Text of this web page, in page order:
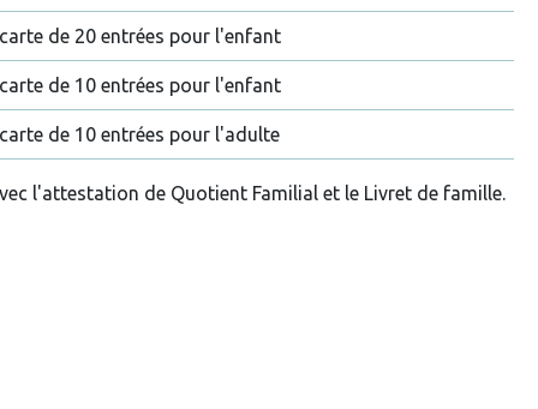
de 20 entrées pour l'enfant
de 10 entrées pour l'enfant
de 10 entrées pour l'adulte
l'attestation de Quotient Familial et le Livret de famille.